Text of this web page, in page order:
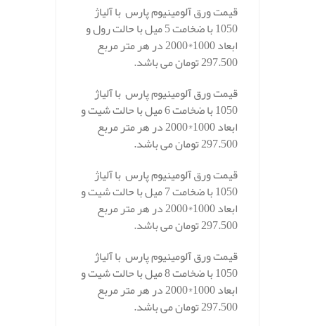
قیمت ورق آلومینیوم پارس با آلیاژ
1050 با ضخامت 5 میل با حالت رول و
ابعاد 1000*2000 در هر متر مربع
297.500 تومان می باشد.
قیمت ورق آلومینیوم پارس با آلیاژ
1050 با ضخامت 6 میل با حالت شیت و
ابعاد 1000*2000 در هر متر مربع
297.500 تومان می باشد.
قیمت ورق آلومینیوم پارس با آلیاژ
1050 با ضخامت 7 میل با حالت شیت و
ابعاد 1000*2000 در هر متر مربع
297.500 تومان می باشد.
قیمت ورق آلومینیوم پارس با آلیاژ
1050 با ضخامت 8 میل با حالت شیت و
ابعاد 1000*2000 در هر متر مربع
297.500 تومان می باشد.